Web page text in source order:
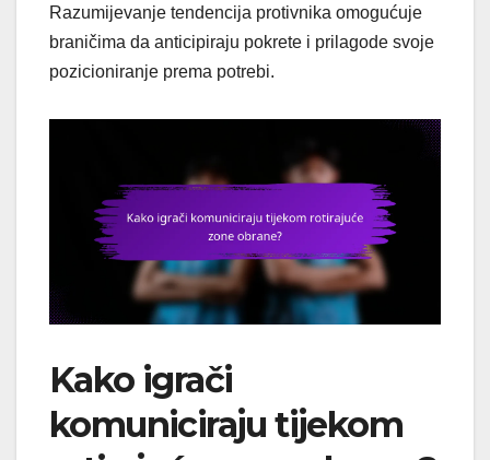
Razumijevanje tendencija protivnika omogućuje
braničima da anticipiraju pokrete i prilagode svoje
pozicioniranje prema potrebi.
Kako igrači
komuniciraju tijekom